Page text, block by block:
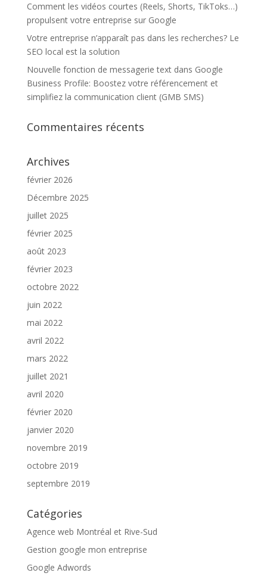
Comment les vidéos courtes (Reels, Shorts, TikToks…)
propulsent votre entreprise sur Google
Votre entreprise n’apparaît pas dans les recherches? Le
SEO local est la solution
Nouvelle fonction de messagerie text dans Google
Business Profile: Boostez votre référencement et
simplifiez la communication client (GMB SMS)
Commentaires récents
Archives
février 2026
Décembre 2025
juillet 2025
février 2025
août 2023
février 2023
octobre 2022
juin 2022
mai 2022
avril 2022
mars 2022
juillet 2021
avril 2020
février 2020
janvier 2020
novembre 2019
octobre 2019
septembre 2019
Catégories
Agence web Montréal et Rive-Sud
Gestion google mon entreprise
Google Adwords